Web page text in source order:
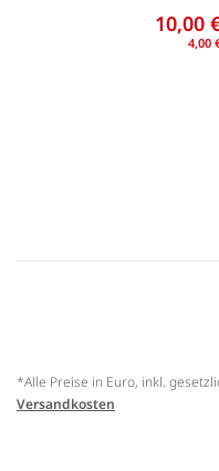
10,00
4,00
*Alle Preise in Euro, inkl.
Versandkosten